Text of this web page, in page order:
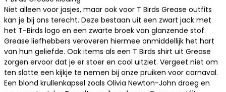
Niet alleen voor jasjes, maar ook voor T Birds Grease outfits
kan je bij ons terecht. Deze bestaan uit een zwart jack met
het T-Birds logo en een zwarte broek van glanzende stof.
Grease liefhebbers veroveren hiermee onmiddellijk het hart
van hun geliefde. Ook items als een T Birds shirt uit Grease
zorgen ervoor dat je er stoer en cool uitziet. Vergeet niet om
ten slotte een kijkje te nemen bij onze pruiken voor carnaval.
Een blond krullenkapsel zoals Olivia Newton-John droeg en